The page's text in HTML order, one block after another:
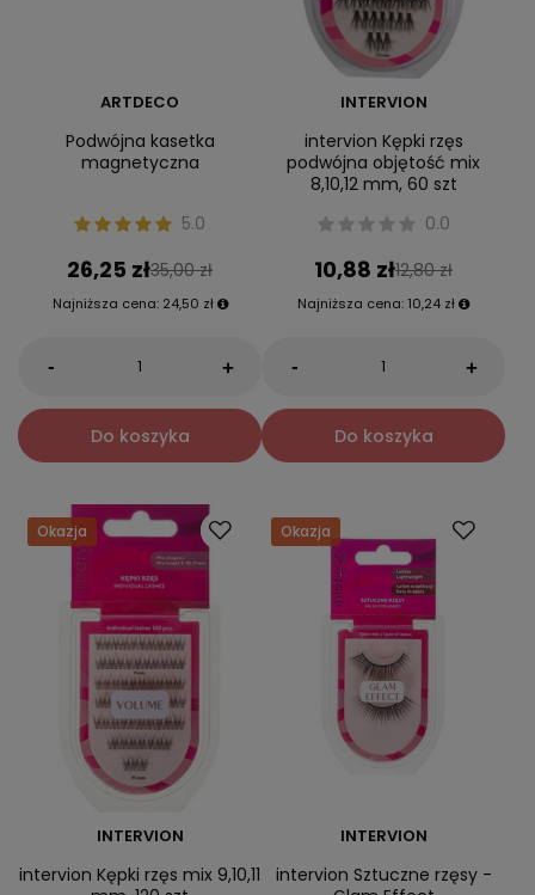
ARTDECO
Podwójna kasetka
magnetyczna
5.0
26,25 zł35,00 zł
Najniższa cena: 24,50 zł
- +
Do koszyka
INTERVION
intervion Kępki rzęs
podwójna objętość mix
8,10,12 mm, 60 szt
0.0
10,88 zł12,80 zł
Najniższa cena: 10,24 zł
- +
Do koszyka
Okazja
INTERVION
intervion Kępki rzęs mix 9,10,11
Okazja
INTERVION
intervion Sztuczne rzęsy -